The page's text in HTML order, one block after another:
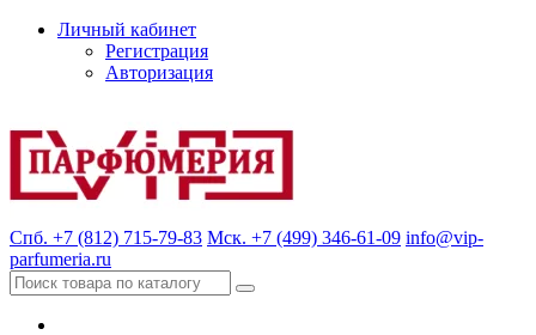
Личный кабинет
Регистрация
Авторизация
Спб. +7 (812) 715-79-83 Мск. +7 (499) 346-61-09 info@vip-
parfumeria.ru